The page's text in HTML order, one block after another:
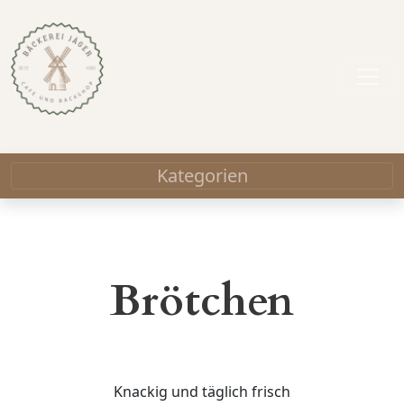
Kategorien
Brötchen
Knackig und täglich frisch